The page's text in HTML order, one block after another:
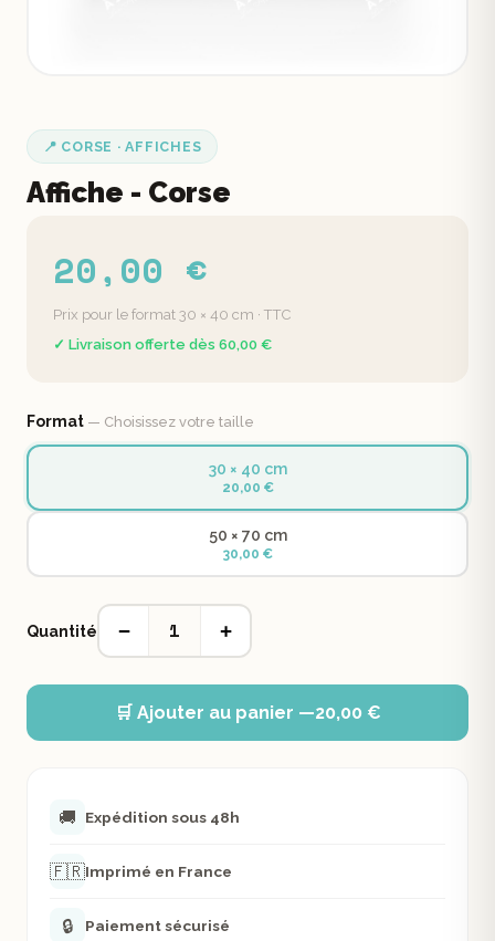
📍 CORSE · AFFICHES
Affiche - Corse
20,00 €
Prix pour le format 30 × 40 cm · TTC
✓ Livraison offerte dès 60,00 €
Format — Choisissez votre taille
30 × 40 cm
20,00 €
50 × 70 cm
30,00 €
Quantité − 1 +
🛒 Ajouter au panier —20,00 €
🚚 Expédition sous 48h
🇫🇷Imprimé en France
🔒 Paiement sécurisé